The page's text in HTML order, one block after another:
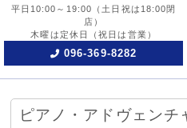
平日10:00～19:00
（土日祝は18:00閉
店）
木曜は定休日
（祝日は営業）
096-369-8282
ピアノ・アドヴェンチ